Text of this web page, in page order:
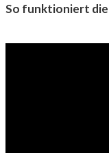
So funktioniert